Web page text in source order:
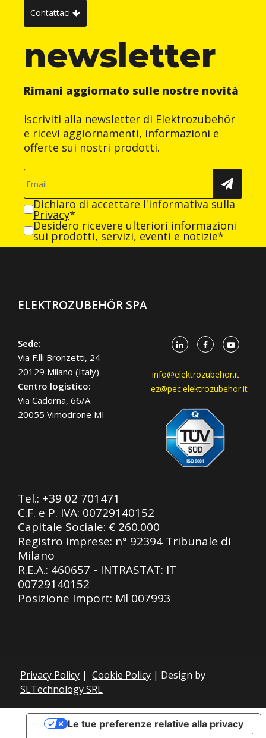
Contattaci
newsletter
Rimani aggiornato sulle nostre novità
Iscriviti alla newsletter di Elektrozubehör
e ricevi aggiornamenti, informazioni e
offerte sui nostri prodotti.
Dichiaro di accettare l'informativa sulla
Privacy*
Desidero ricevere ulteriori informazioni
sui prodotti, servizi, eventi e notizie*
ELEKTROZUBEHÖR SPA
Sede:
Via F.lli Bronzetti, 24
20129 Milano (Italy)
Centro logistico:
Via Cadorna, 66/A
20055 Vimodrone MI
info@elektrozubehor.it
ez@pec.elektrozubehor.it
Tel.: +39 02 701471
C.F. e P. IVA: 00729140152
Capitale Sociale: € 260.000
Registro imprese: n° 92394 Tribunale di
Milano
R.E.A.: 460657 - INTRASTAT: IT
00729140152
Posizione Import: Ml 007993
Privacy Policy | Cookie Policy | Design by
SLTechnology SRL
Le tue preferenze relative alla privacy